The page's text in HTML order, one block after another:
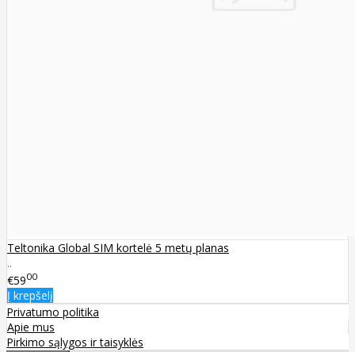
Teltonika Global SIM kortelė 5 metų planas
..
€5900
Į krepšelį
Privatumo politika
Apie mus
Pirkimo sąlygos ir taisyklės